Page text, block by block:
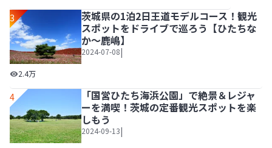
3
茨城県の1泊2日王道モデルコース！観光スポットをドライ
2.4万
茨城県の1泊2日王道モデルコース！観光
スポットをドライブで巡ろう【ひたちな
か～鹿嶋】
2024-07-08|
4
「国営ひたち海浜公園」で絶景＆レジャ
ーを満喫！茨城の定番観光スポットを楽
しもう
2024-09-13|